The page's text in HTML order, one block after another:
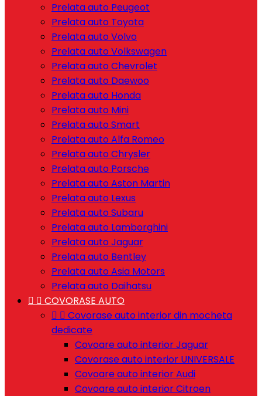
Prelata auto Peugeot
Prelata auto Toyota
Prelata auto Volvo
Prelata auto Volkswagen
Prelata auto Chevrolet
Prelata auto Daewoo
Prelata auto Honda
Prelata auto Mini
Prelata auto Smart
Prelata auto Alfa Romeo
Prelata auto Chrysler
Prelata auto Porsche
Prelata auto Aston Martin
Prelata auto Lexus
Prelata auto Subaru
Prelata auto Lamborghini
Prelata auto Jaguar
Prelata auto Bentley
Prelata auto Asia Motors
Prelata auto Daihatsu
  COVORASE AUTO
  Covorase auto interior din mocheta
dedicate
Covoare auto interior Jaguar
Covorase auto interior UNIVERSALE
Covoare auto interior Audi
Covoare auto interior Citroen